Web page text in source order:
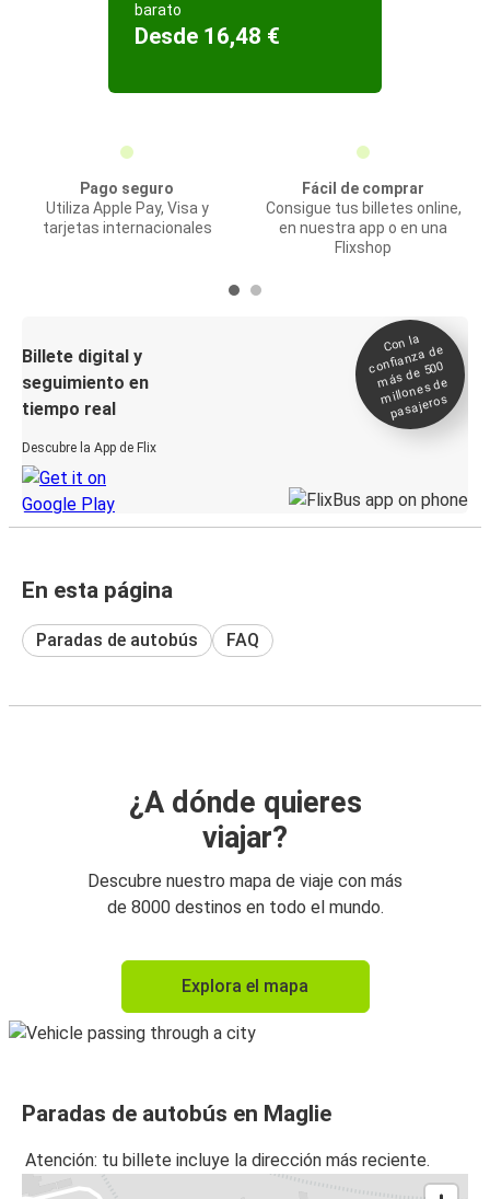
barato
Desde 16,48 €
Pago seguro
Utiliza Apple Pay, Visa y
tarjetas internacionales
Fácil de comprar
Consigue tus billetes online,
en nuestra app o en una
Flixshop
Billete digital y
seguimiento en
tiempo real
Descubre la App de Flix
Con la
confianza de
más de 500
millones de
pasajeros
En esta página
Paradas de autobús FAQ
¿A dónde quieres
viajar?
Descubre nuestro mapa de viaje con más
de 8000 destinos en todo el mundo.
Explora el mapa
Paradas de autobús en Maglie
Atención: tu billete incluye la dirección más reciente.